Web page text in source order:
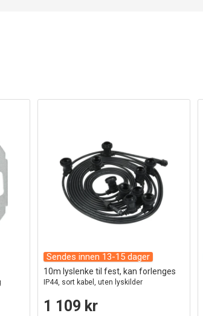
Sendes innen 13-15 dager
10m lyslenke til fest, kan forlenges
IP44, sort kabel, uten lyskilder
1 109 kr